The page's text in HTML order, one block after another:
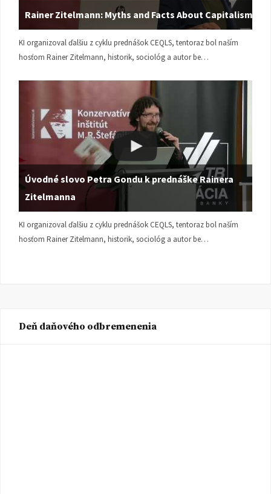
Rainer Zitelmann: Myths and Facts About Capitalism
KI organizoval ďalšiu z cyklu prednášok CEQLS, tentoraz bol naším
hosťom Rainer Zitelmann, historik, sociológ a autor be…
Úvodné slovo Petra Gondu k prednáške Rainera
Zitelmanna
KI organizoval ďalšiu z cyklu prednášok CEQLS, tentoraz bol naším
hosťom Rainer Zitelmann, historik, sociológ a autor be…
Deň daňového odbremenenia